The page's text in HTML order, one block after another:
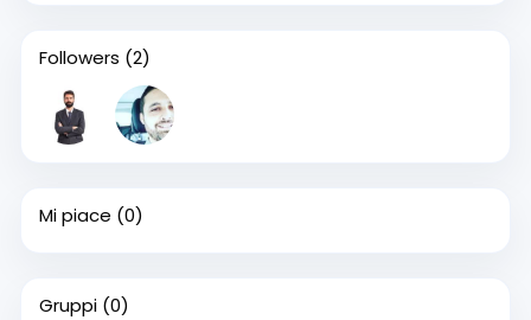
Followers (2)
Mi piace (0)
Gruppi (0)